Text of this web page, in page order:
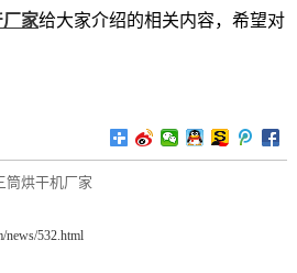
厂家给大家介绍的相关内容，希望对
筒烘干机厂家
news/532.html